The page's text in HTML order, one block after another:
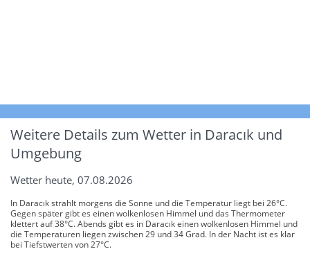
Weitere Details zum Wetter in Daracık und
Umgebung
Wetter heute, 07.08.2026
In Daracık strahlt morgens die Sonne und die Temperatur liegt bei 26°C.
Gegen später gibt es einen wolkenlosen Himmel und das Thermometer
klettert auf 38°C. Abends gibt es in Daracık einen wolkenlosen Himmel und
die Temperaturen liegen zwischen 29 und 34 Grad. In der Nacht ist es klar
bei Tiefstwerten von 27°C.